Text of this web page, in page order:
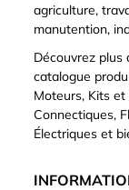
agriculture,
manutention,
Découvrez
catalogue
Moteurs, Kits
Connectiques,
Électriques et